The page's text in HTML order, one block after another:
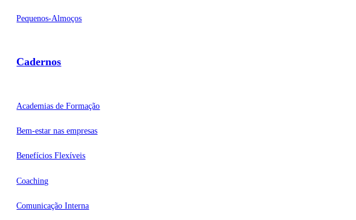
Pequenos-Almoços
Cadernos
Academias de Formação
Bem-estar nas empresas
Benefícios Flexíveis
Coaching
Comunicação Interna